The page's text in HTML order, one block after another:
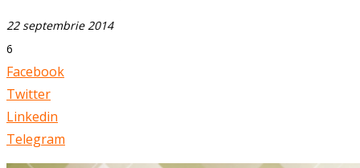
22 septembrie 2014
6
Facebook
Twitter
Linkedin
Telegram